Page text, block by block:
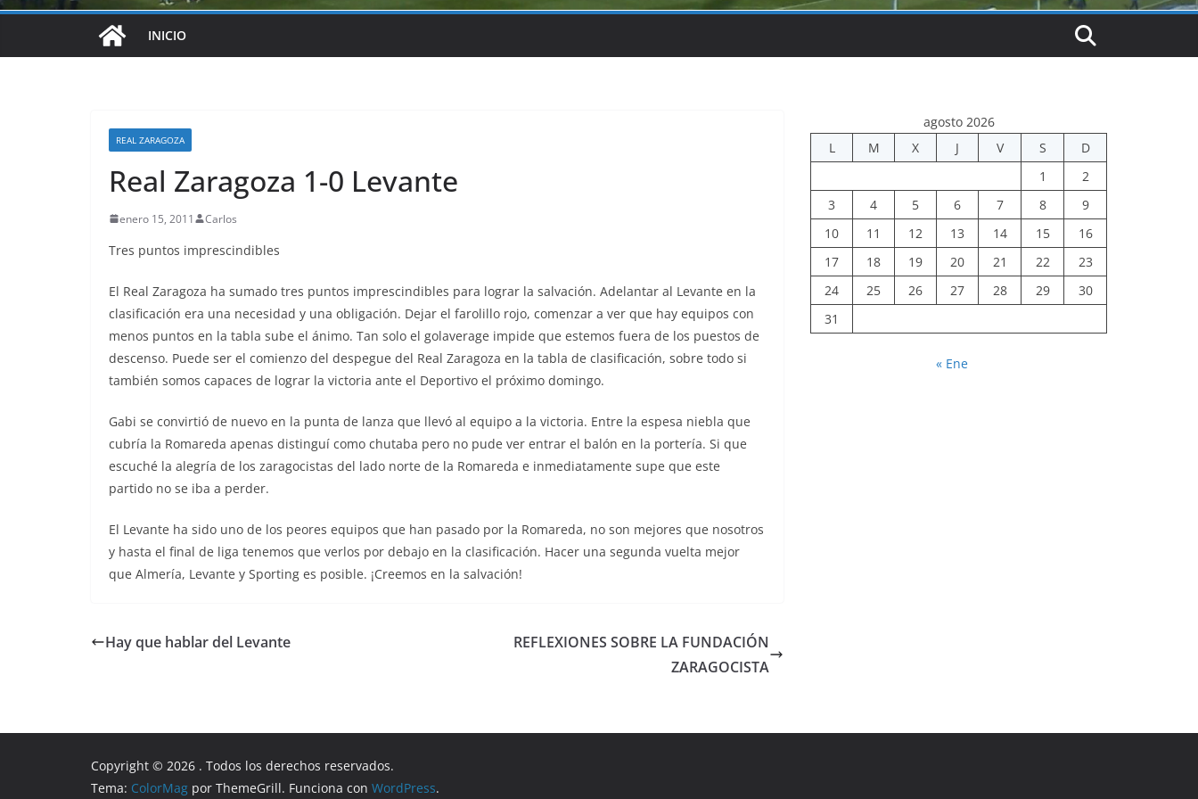
INICIO
REAL ZARAGOZA
Real Zaragoza 1-0 Levante
enero 15, 2011 Carlos
Tres puntos imprescindibles
El Real Zaragoza ha sumado tres puntos imprescindibles para lograr la salvación. Adelantar al Levante en la
clasificación era una necesidad y una obligación. Dejar el farolillo rojo, comenzar a ver que hay equipos con
menos puntos en la tabla sube el ánimo. Tan solo el golaverage impide que estemos fuera de los puestos de
descenso. Puede ser el comienzo del despegue del Real Zaragoza en la tabla de clasificación, sobre todo si
también somos capaces de lograr la victoria ante el Deportivo el próximo domingo.
Gabi se convirtió de nuevo en la punta de lanza que llevó al equipo a la victoria. Entre la espesa niebla que
cubría la Romareda apenas distinguí como chutaba pero no pude ver entrar el balón en la portería. Si que
escuché la alegría de los zaragocistas del lado norte de la Romareda e inmediatamente supe que este
partido no se iba a perder.
El Levante ha sido uno de los peores equipos que han pasado por la Romareda, no son mejores que nosotros
y hasta el final de liga tenemos que verlos por debajo en la clasificación. Hacer una segunda vuelta mejor
que Almería, Levante y Sporting es posible. ¡Creemos en la salvación!
Hay que hablar del Levante
REFLEXIONES SOBRE LA FUNDACIÓN
ZARAGOCISTA
agosto 2026
L
M X J V S
D
1
2
3
4 5 6 7 8
9
10
11 12 13 14 15
16
17
18 19 20 21 22
23
24
25 26 27 28 29
30
31
« Ene
Copyright © 2026 . Todos los derechos reservados.
Tema: ColorMag por ThemeGrill. Funciona con WordPress.